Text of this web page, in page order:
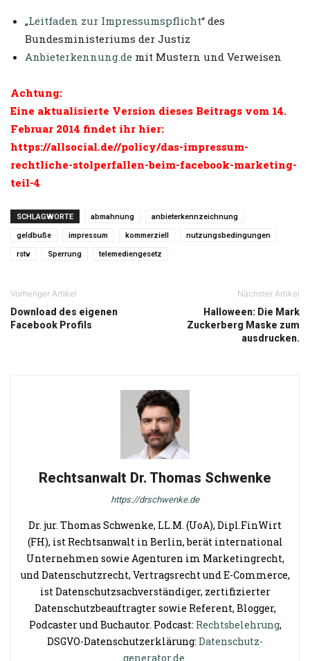
„Leitfaden zur Impressumspflicht“ des
Bundesministeriums der Justiz
Anbieterkennung.de mit Mustern und Verweisen
Achtung:
Eine aktualisierte Version dieses Beitrags vom 14.
Februar 2014 findet ihr hier:
https://allsocial.de//policy/das-impressum-
rechtliche-stolperfallen-beim-facebook-marketing-
teil-4
SCHLAGWORTE abmahnung anbieterkennzeichnung
geldbuße impressum kommerziell nutzungsbedingungen
rstv Sperrung telemediengesetz
Vorheriger Artikel
Download des eigenen
Facebook Profils
Nächster Artikel
Halloween: Die Mark
Zuckerberg Maske zum
ausdrucken.
Rechtsanwalt Dr. Thomas Schwenke
https://drschwenke.de
Dr. jur. Thomas Schwenke, LL.M. (UoA), Dipl.FinWirt
(FH), ist Rechtsanwalt in Berlin, berät international
Unternehmen sowie Agenturen im Marketingrecht,
und Datenschutzrecht, Vertragsrecht und E-Commerce,
ist Datenschutzsachverständiger, zertifizierter
Datenschutzbeauftragter sowie Referent, Blogger,
Podcaster und Buchautor. Podcast: Rechtsbelehrung,
DSGVO-Datenschutzerklärung: Datenschutz-
generator.de.